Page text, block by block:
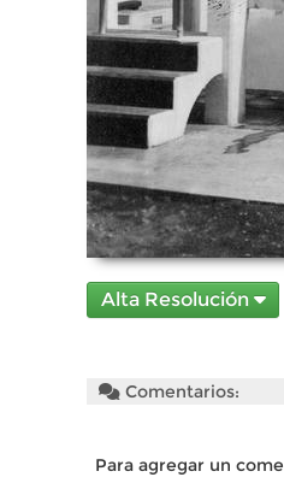
Alta Resolución
Comentarios:
Para agregar un